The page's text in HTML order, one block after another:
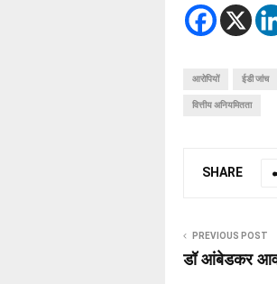
आरोपियों ईडी जांच
वित्तीय अनियमितता
SHARE
PREVIOUS POST
डॉ आंबेडकर